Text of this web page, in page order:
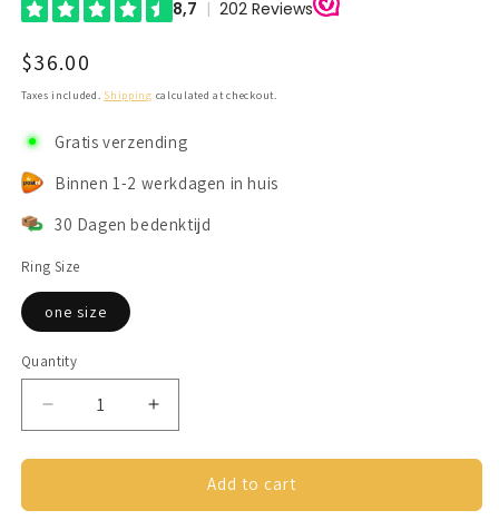
Regular
$36.00
Taxes included. Shipping calculated at checkout.
Gratis verzending
Binnen 1-2 werkdagen in huis
30 Dagen bedenktijd
Ring Size
one size
Quantity
Decrease
quantity
for
Ring
Increase
quantity
for
Anxiety
Ring
Add to cart